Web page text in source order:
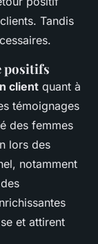
Tandis
positifs
client quant à
témoignages
des femmes
lors des
notamment
et attirent